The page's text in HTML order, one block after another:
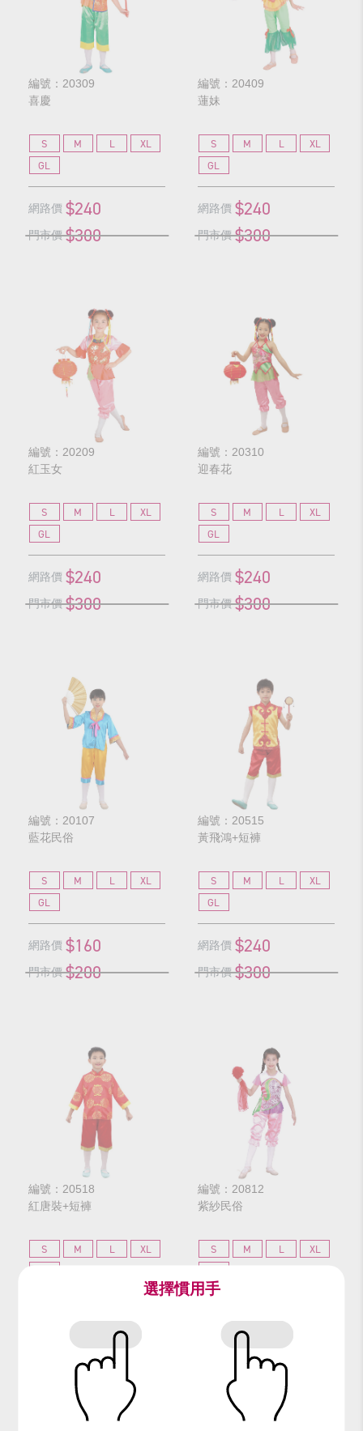
編號：20309
喜慶
S M L
XL
GL
網路價 $240
門市價 $300
編號：20409
蓮妹
S M L
XL
GL
網路價 $240
門市價 $300
編號：20209
紅玉女
S M L
XL
GL
網路價 $240
門市價 $300
編號：20310
迎春花
S M L
XL
GL
網路價 $240
門市價 $300
編號：20107
藍花民俗
S M L
XL
GL
網路價 $160
門市價 $200
編號：20515
黃飛鴻+短褲
S M L
XL
GL
網路價 $240
門市價 $300
編號：20518
紅唐裝+短褲
S M L
XL
$300
編號：20812
紫紗民俗
S M L
XL
門市價 $300
選擇慣用手